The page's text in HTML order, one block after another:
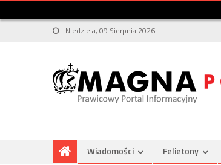
Niedziela, 09 Sierpnia 2026
Wiadomości Felietony